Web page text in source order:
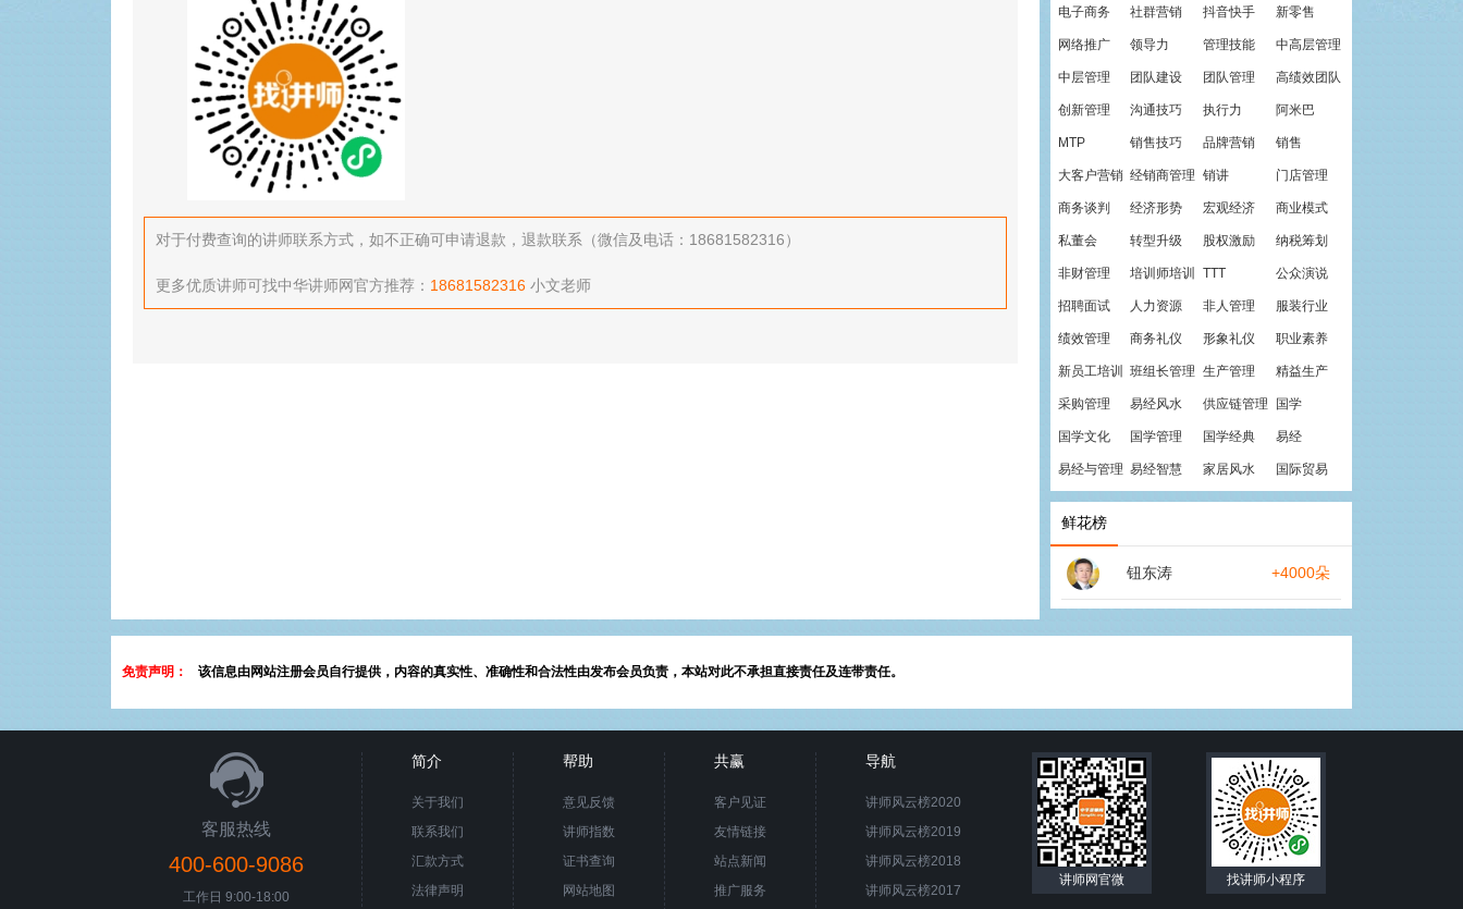
对于付费查询的讲师联系方式，如不正确可申请退款，退款联系（微信及电话：18681582316）
更多优质讲师可找中华讲师网官方推荐： 18681582316 小文老师
电子商务 社群营销 抖音快手 新零售
网络推广 领导力 管理技能 中高层管理
中层管理 团队建设 团队管理 高绩效团队
创新管理 沟通技巧 执行力 阿米巴
MTP 销售技巧 品牌营销 销售
大客户营销 经销商管理 销讲 门店管理
商务谈判 经济形势 宏观经济 商业模式
私董会 转型升级 股权激励 纳税筹划
非财管理 培训师培训 TTT 公众演说
招聘面试 人力资源 非人管理 服装行业
绩效管理 商务礼仪 形象礼仪 职业素养
新员工培训 班组长管理 生产管理 精益生产
采购管理 易经风水 供应链管理 国学
国学文化 国学管理 国学经典 易经
易经与管理 易经智慧 家居风水 国际贸易
鲜花榜
钮东涛 +4000朵
免责声明： 该信息由网站注册会员自行提供，内容的真实性、准确性和合法性由发布会员负责，本站对此不承担直接责任及连带责任。
客服热线
400-600-9086
工作日 9:00-18:00
简介
关于我们
联系我们
汇款方式
法律声明
帮助
意见反馈
讲师指数
证书查询
网站地图
共赢
客户见证
友情链接
站点新闻
推广服务
导航
讲师风云榜2020
讲师风云榜2019
讲师风云榜2018
讲师风云榜2017
讲师网官微 找讲师小程序